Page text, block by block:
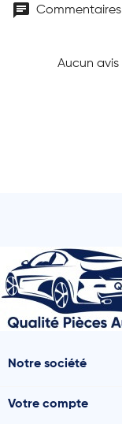
chat Commentaires
Aucun
Notre société
Votre compte